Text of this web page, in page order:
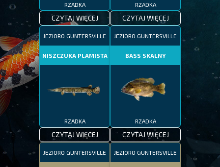
RZADKA
CZYTAJ WIĘCEJ
RZADKA
CZYTAJ WIĘCEJ
JEZIORO GUNTERSVILLE
NISZCZUKA PLAMISTA
RZADKA
CZYTAJ WIĘCEJ
JEZIORO GUNTERSVILLE
BASS SKALNY
RZADKA
CZYTAJ WIĘCEJ
JEZIORO GUNTERSVILLE JEZIORO GUNTERSVILLE